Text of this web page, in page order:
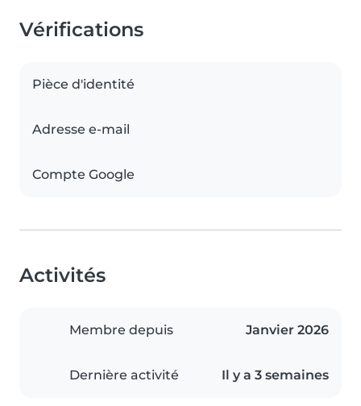
Vérifications
Pièce d'identité
Adresse e-mail
Compte Google
Activités
Membre depuis Janvier 2026
Dernière activité Il y a 3 semaines